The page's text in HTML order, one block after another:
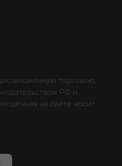
торговлю,
РФ и
на сайте носит